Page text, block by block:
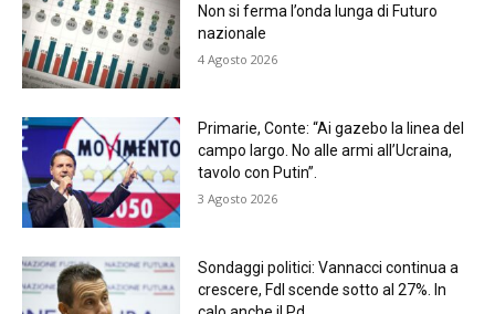
Non si ferma l’onda lunga di Futuro
nazionale
4 Agosto 2026
Primarie, Conte: “Ai gazebo la linea del
campo largo. No alle armi all’Ucraina,
tavolo con Putin”.
3 Agosto 2026
Sondaggi politici: Vannacci continua a
crescere, FdI scende sotto al 27%. In